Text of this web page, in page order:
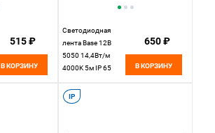
515 ₽
В КОРЗИНУ
Светодиодная
лента Base 12В
5050 14,4Вт/м
4000K 5м IP 65
Technical, цена за
метр, катушкой по
650 ₽
В КОРЗИНУ
IP